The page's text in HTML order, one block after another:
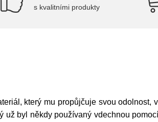
s kvalitními produkty
který mu propůjčuje svou odolnost,
už byl někdy používaný vdechnou pomocí